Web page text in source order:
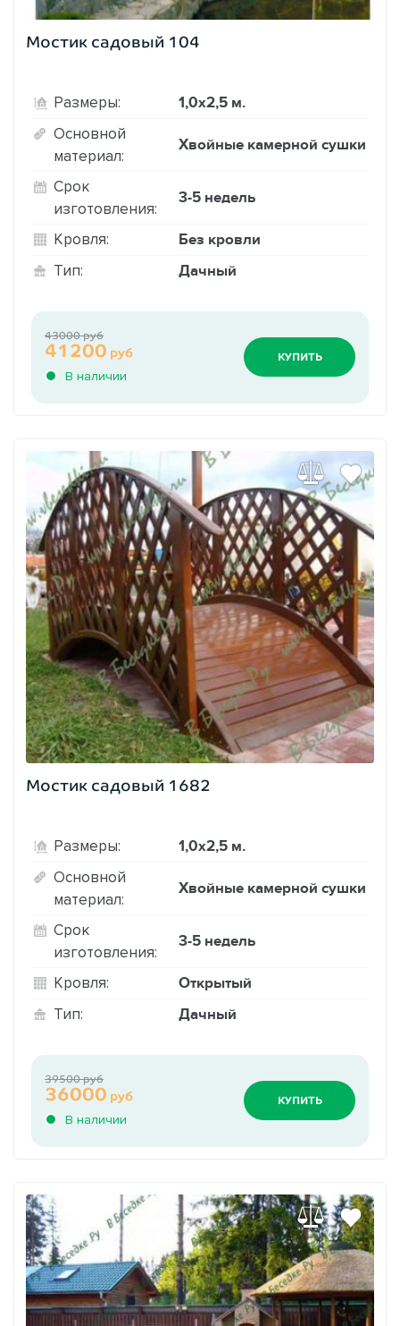
Мостик садовый 104
Размеры: 1,0х2,5 м.
Основной
материал:
Хвойные камерной сушки
Срок
изготовления:
3-5 недель
Кровля: Без кровли
Тип: Дачный
В наличии
41200 руб
43000 руб
КУПИТЬ
Мостик садовый 1682
Размеры: 1,0х2,5 м.
Основной
материал:
Хвойные камерной сушки
Срок
изготовления:
3-5 недель
Кровля: Открытый
Тип: Дачный
В наличии
36000 руб
39500 руб
КУПИТЬ